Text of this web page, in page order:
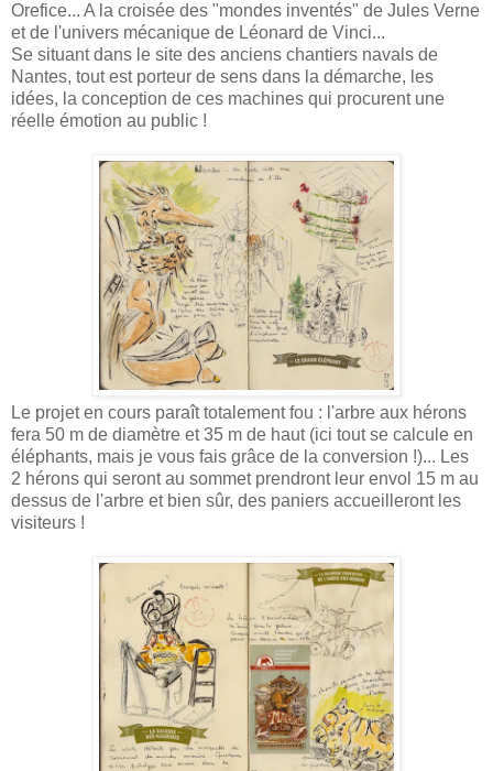
Orefice... A la croisée des "mondes inventés" de Jules Verne
et de l'univers mécanique de Léonard de Vinci...
Se situant dans le site des anciens chantiers navals de
Nantes, tout est porteur de sens dans la démarche, les
idées, la conception de ces machines qui procurent une
réelle émotion au public !
Le projet en cours paraît totalement fou : l'arbre aux hérons
fera 50 m de diamètre et 35 m de haut (ici tout se calcule en
éléphants, mais je vous fais grâce de la conversion !)... Les
2 hérons qui seront au sommet prendront leur envol 15 m au
dessus de l'arbre et bien sûr, des paniers accueilleront les
visiteurs !